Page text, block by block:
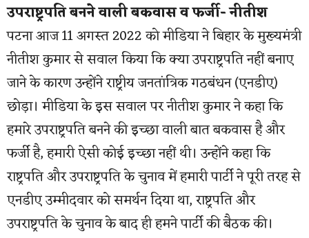
उपराष्ट्रपति बनने वाली बकवास व फर्जी- नीतीश
पटना आज 11 अगस्त 2022 को मीडिया ने बिहार के मुख्यमंत्री
नीतीश कुमार से सवाल किया कि क्या उपराष्ट्रपति नहीं बनाए
जाने के कारण उन्होंने राष्ट्रीय जनतांत्रिक गठबंधन (एनडीए)
छोड़ा। मीडिया के इस सवाल पर नीतीश कुमार ने कहा कि
हमारे उपराष्ट्रपति बनने की इच्छा वाली बात बकवास है और
फर्जी है, हमारी ऐसी कोई इच्छा नहीं थी। उन्होंने कहा कि
राष्ट्रपति और उपराष्ट्रपति के चुनाव में हमारी पार्टी ने पूरी तरह से
एनडीए उम्मीदवार को समर्थन दिया था, राष्ट्रपति और
उपराष्ट्रपति के चुनाव के बाद ही हमने पार्टी की बैठक की।